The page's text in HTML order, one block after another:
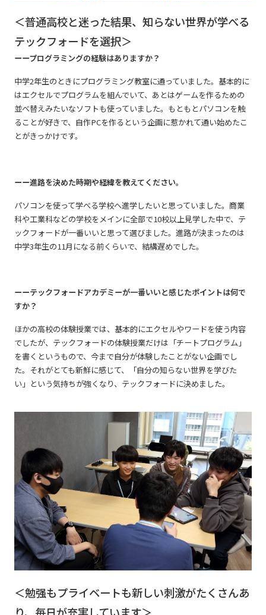
＜普通高校と迷った結果、知らない世界が学べる
テックフォードを選択＞
ーープログラミングの経験はありますか？
中学2年生のときにプログラミング教室に通っていました。基本的に
はエクセルでプログラムを組んでいて、あとはゲームを作るための
並べ替えみたいなソフトも使っていました。もともとパソコンを触
ることが好きで、自作PCを作るという企画に惹かれて通い始めたこ
とがきっかけです。
ーー進路を決めた時期や経緯を教えてください。
パソコンを使って学べる学校へ進学したいと思っていました。商業
科や工業科などの学校をメインに全部で10校以上見学した中で、テ
ックフォードが一番いいと思って選びました。進路が決まったのは​
中学3年生の11月になる前くらいで、結構遅めでした。
ーーテックフォードアカデミーが一番いいと感じたポイントは何で
すか？
ほかの高校の体験授業では、基本的にエクセルやワードを使う内容
でしたが、テックフォードの体験授業だけは「チートプログラム」
を書くというもので、今まで自分が体験したことがない企画でし
た。それがとても新鮮に感じて、「自分の知らない世界を学びた
い」という気持ちが強くなり、テックフォードに決めました。
＜勉强もプライベートも新しい刺激がたくさんあ